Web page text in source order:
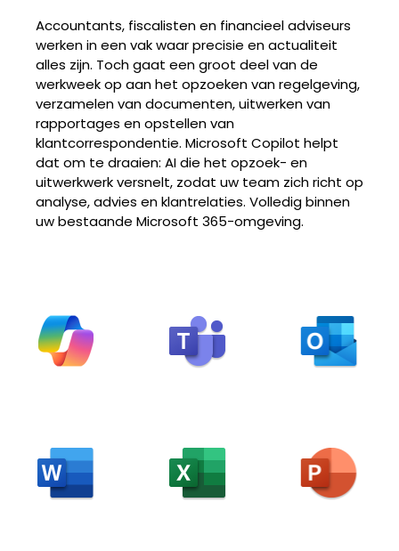
Accountants, fiscalisten en financieel adviseurs
werken in een vak waar precisie en actualiteit
alles zijn. Toch gaat een groot deel van de
werkweek op aan het opzoeken van regelgeving,
verzamelen van documenten, uitwerken van
rapportages en opstellen van
klantcorrespondentie. Microsoft Copilot helpt
dat om te draaien: AI die het opzoek- en
uitwerkwerk versnelt, zodat uw team zich richt op
analyse, advies en klantrelaties. Volledig binnen
uw bestaande Microsoft 365-omgeving.